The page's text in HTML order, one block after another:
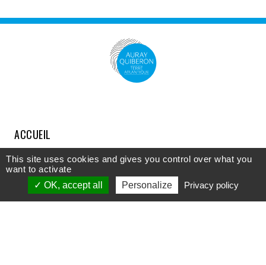
ACCUEIL
COMPRENDRE
DÉCOUVRIR
This site uses cookies and gives you control over what you
want to activate
OK, accept all
Personalize Privacy policy